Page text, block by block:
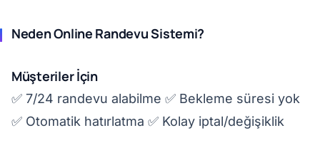
Neden Online Randevu Sistemi?
Müşteriler İçin
✅ 7/24 randevu alabilme ✅ Bekleme süresi yok
✅ Otomatik hatırlatma ✅ Kolay iptal/değişiklik